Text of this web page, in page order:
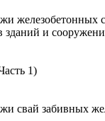
железобетонных
зданий и
1)
свай забивных